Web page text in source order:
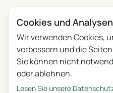
← Alle
Datenschutz
Änderungen
English
Polski
Cookies und Analysen
Wir verwenden Cookies,
verbessern und die
Sie können nicht
oder ablehnen.
Lesen Sie unsere